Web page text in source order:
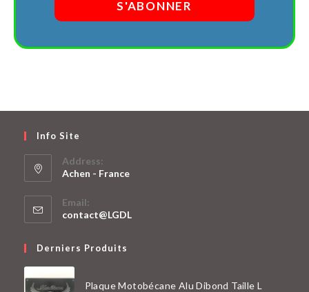
Info Site
Address:
Achen - France
dans
un
Email:
contact@LGDL
Derniers Produits
Plaque Motobécane Alu Dibond Taille L